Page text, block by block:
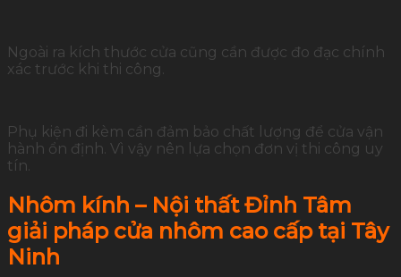
Ngoài ra kích thước cửa cũng cần được đo đạc chính
xác trước khi thi công.
Phụ kiện đi kèm cần đảm bảo chất lượng để cửa vận
hành ổn định. Vì vậy nên lựa chọn đơn vị thi công uy
tín.
Nhôm kính – Nội thất Đỉnh Tâm
giải pháp cửa nhôm cao cấp tại Tây
Ninh